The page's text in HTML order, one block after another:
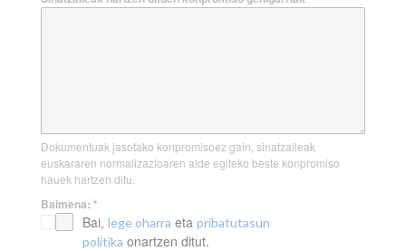
Dokumentuak jasotako konpromisoez gain, sinatzaileak
euskararen normalizazioaren alde egiteko beste konpromiso
hauek hartzen ditu.
Baimena: *
Bai, lege oharra eta pribatutasun
politika onartzen ditut.